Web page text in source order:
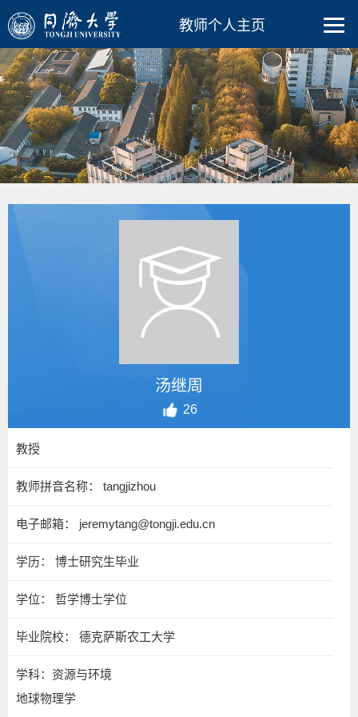
教师个人主页
汤继周
26
教授
教师拼音名称： tangjizhou
电子邮箱： jeremytang@tongji.edu.cn
学历： 博士研究生毕业
学位： 哲学博士学位
毕业院校： 德克萨斯农工大学
学科：资源与环境
地球物理学